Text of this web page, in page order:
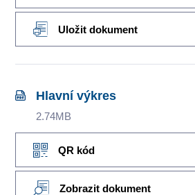
Uložit dokument
Hlavní výkres
2.74MB
QR kód
Zobrazit dokument